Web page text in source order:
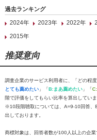
過去ランキング
2024年
2023年 2022年
2015年
推奨意向
調査企業のサービス利用者に、「どの程
とても薦めたい 」「B:まあ薦めたい 」「
階で評価をしてもらい比率を算出していま
※10段階聴取については、A=9-10回答、
出しております。
商標対象は、回答者数が100人以上の企業